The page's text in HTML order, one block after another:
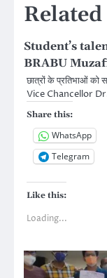
Related
Student’s
BRABU
छात्रों के प्रतिभाओं को
Vice Chancellor
Share this:
WhatsApp
Telegram
Like this:
Loading...